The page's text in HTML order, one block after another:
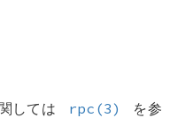
しては rpc(3)
を参